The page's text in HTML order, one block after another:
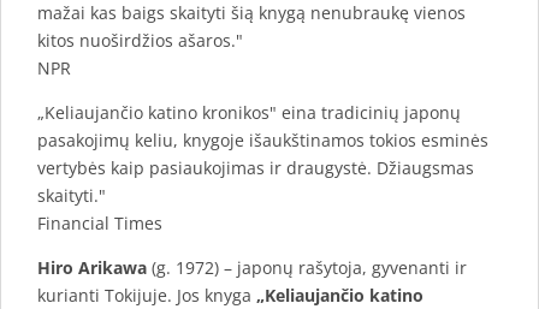
mažai kas baigs skaityti šią knygą nenubraukę vienos
kitos nuoširdžios ašaros."
NPR
„Keliaujančio katino kronikos" eina tradicinių japonų
pasakojimų keliu, knygoje išaukštinamos tokios esminės
vertybės kaip pasiaukojimas ir draugystė. Džiaugsmas
skaityti."
Financial Times
Hiro Arikawa (g. 1972) – japonų rašytoja, gyvenanti ir
kurianti Tokijuje. Jos knyga „Keliaujančio katino